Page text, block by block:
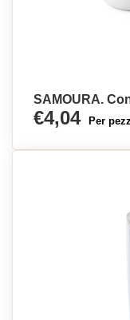
SAMOURA.
€4,04 Per